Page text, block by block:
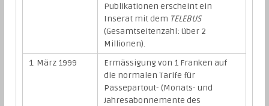
Publikationen erscheint ein
Inserat mit dem TELEBUS
(Gesamtseitenzahl: über 2
Millionen).
1. März 1999
Ermässigung von 1 Franken auf
die normalen Tarife für
Passepartout- (Monats- und
Jahresabonnemente des